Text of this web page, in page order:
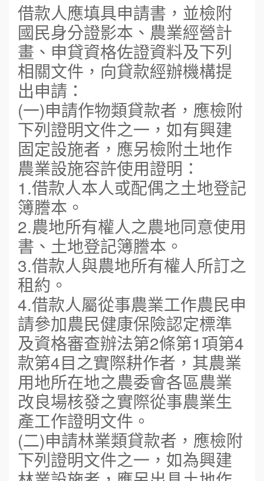
借款人應填具申請書，並檢附
國民身分證影本、農業經營計
畫、申貸資格佐證資料及下列
相關文件，向貸款經辦機構提
出申請：
(一)申請作物類貸款者，應檢附
下列證明文件之一，如有興建
固定設施者，應另檢附土地作
農業設施容許使用證明：
1.借款人本人或配偶之土地登記
簿謄本。
2.農地所有權人之農地同意使用
書、土地登記簿謄本。
3.借款人與農地所有權人所訂之
租約。
4.借款人屬從事農業工作農民申
請參加農民健康保險認定標準
及資格審查辦法第2條第1項第4
款第4目之實際耕作者，其農業
用地所在地之農委會各區農業
改良場核發之實際從事農業生
產工作證明文件。
(二)申請林業類貸款者，應檢附
下列證明文件之一，如為興建